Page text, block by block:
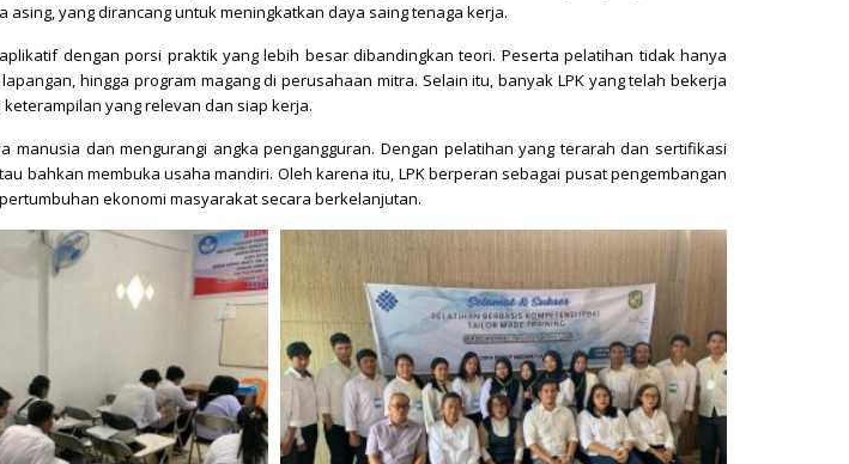
yang dirancang untuk meningkatkan daya saing tenaga kerja.
dengan porsi praktik yang lebih besar dibandingkan teori. Peserta pelatihan tidak hanya
hingga program magang di perusahaan mitra. Selain itu, banyak LPK yang telah bekerja
yang relevan dan siap kerja.
dan mengurangi angka pengangguran. Dengan pelatihan yang terarah dan sertifikasi
bahkan membuka usaha mandiri. Oleh karena itu, LPK berperan sebagai pusat pengembangan
ekonomi masyarakat secara berkelanjutan.